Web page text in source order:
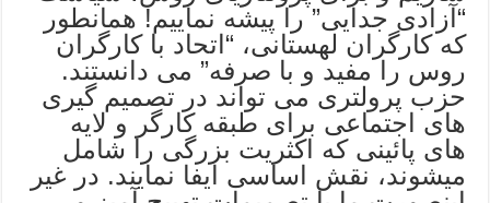
“آزادی جدایی” را پیشه نماییم! همانطور
که کارگران لهستانی، “اتحاد با کارگران
روس را مفید و با صرفه” می دانستند.
حزب پرولتری می تواند در تصمیم گیری
های اجتماعی برای طبقه کارگر و لایه
های پائینی که اکثریت بزرگی را شامل
میشوند، نقش اساسی ایفا نمایند. در غیر